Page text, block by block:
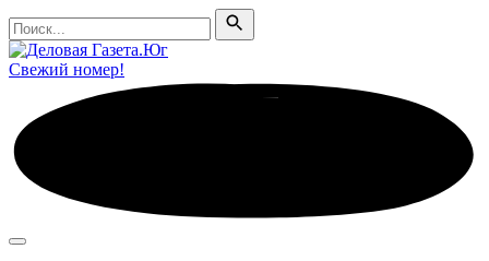
Поиск
Поиск
Свежий номер!